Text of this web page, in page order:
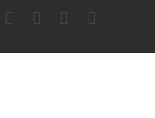
Facebook
TwitterYouTube